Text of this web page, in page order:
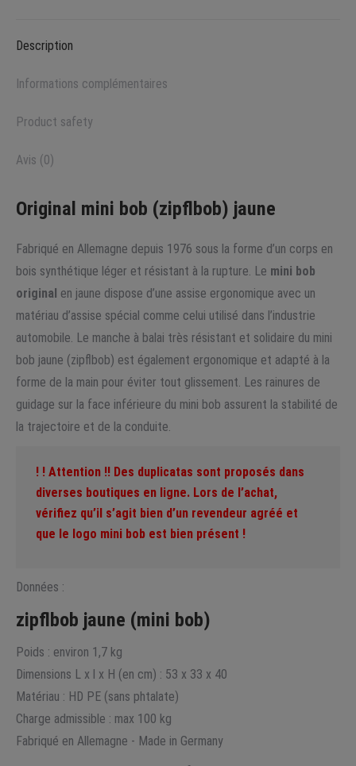
Description
Informations complémentaires
Product safety
Avis (0)
Original mini bob (zipflbob) jaune
Fabriqué en Allemagne depuis 1976 sous la forme d’un corps en
bois synthétique léger et résistant à la rupture. Le mini bob
original en jaune dispose d’une assise ergonomique avec un
matériau d’assise spécial comme celui utilisé dans l’industrie
automobile. Le manche à balai très résistant et solidaire du mini
bob jaune (zipflbob) est également ergonomique et adapté à la
forme de la main pour éviter tout glissement. Les rainures de
guidage sur la face inférieure du mini bob assurent la stabilité de
la trajectoire et de la conduite.
! ! Attention !! Des duplicatas sont proposés dans
diverses boutiques en ligne. Lors de l’achat,
vérifiez qu’il s’agit bien d’un revendeur agréé et
que le logo mini bob est bien présent !
Données :
zipflbob jaune (mini bob)
Poids : environ 1,7 kg
Dimensions L x l x H (en cm) : 53 x 33 x 40
Matériau : HD PE (sans phtalate)
Charge admissible : max 100 kg
Fabriqué en Allemagne - Made in Germany